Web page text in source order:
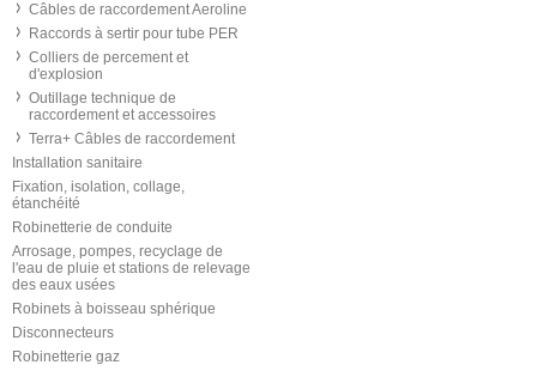
Câbles de raccordement Aeroline
Raccords à sertir pour tube PER
Colliers de percement et
d'explosion
Outillage technique de
raccordement et accessoires
Terra+ Câbles de raccordement
Installation sanitaire
Fixation, isolation, collage,
étanchéité
Robinetterie de conduite
Arrosage, pompes, recyclage de
l'eau de pluie et stations de relevage
des eaux usées
Robinets à boisseau sphérique
Disconnecteurs
Robinetterie gaz